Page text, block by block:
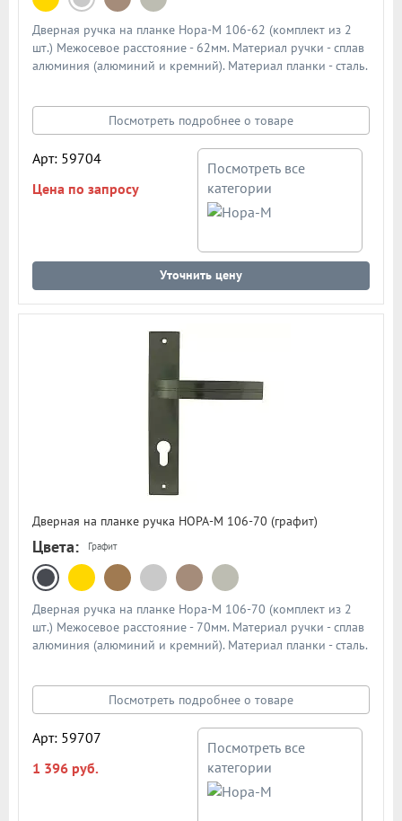
Дверная ручка на планке Нора-М 106-62 (комплект из 2
шт.) Межосевое расстояние - 62мм. Материал ручки - сплав
алюминия (алюминий и кремний). Материал планки - сталь.
Посмотреть подробнее о товаре
Арт: 59704
Цена по запросу
Посмотреть все
категории
Уточнить цену
Дверная на планке ручка НОРА-М 106-70 (графит)
Цвета: Графит
Дверная ручка на планке Нора-М 106-70 (комплект из 2
шт.) Межосевое расстояние - 70мм. Материал ручки - сплав
алюминия (алюминий и кремний). Материал планки - сталь.
Посмотреть подробнее о товаре
Арт: 59707
1 396 руб.
Посмотреть все
категории